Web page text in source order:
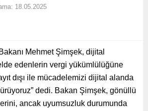
18.05.2025
Mehmet Şimşek, dijital
edenlerin vergi yükümlülüğüne
dışı ile mücadelemizi dijital alanda
dedi. Bakan Şimşek, gönüllü
ancak uyumsuzluk durumunda